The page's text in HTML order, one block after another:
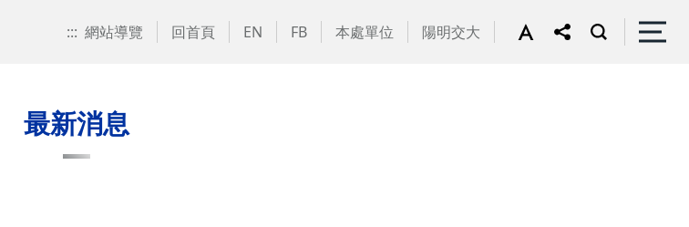
::: 網站導覽 回首頁 EN FB 本處單位 陽明交大
最新消息